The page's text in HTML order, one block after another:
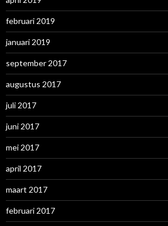
februari 2019
januari 2019
september 2017
augustus 2017
juli 2017
juni 2017
mei 2017
april 2017
maart 2017
februari 2017